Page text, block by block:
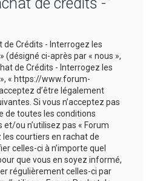
de Crédits - Interrogez les
(désigné ci-après par « nous »,
de Crédits - Interrogez les
« https://www.forum-
d’être légalement
Si vous n’acceptez pas
de toutes les conditions
et/ou n’utilisez pas « Forum
courtiers en rachat de
celles-ci à n’importe quel
que vous en soyez informé,
régulièrement celles-ci par